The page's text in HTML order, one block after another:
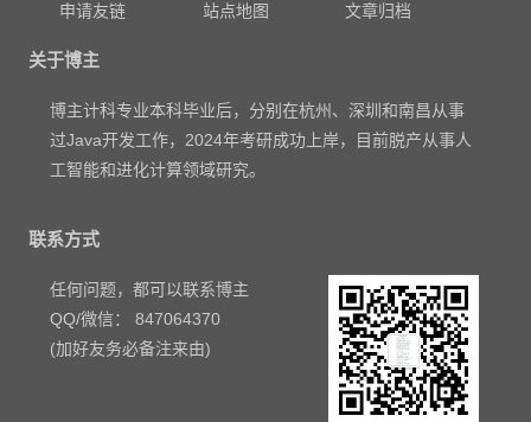
申请友链
站点地图 文章归档
关于博主
博主计科专业本科毕业后，分别在杭州、深圳和南昌从事
过Java开发工作，2024年考研成功上岸，目前脱产从事人
工智能和进化计算领域研究。
联系方式
任何问题，都可以联系博主
QQ/微信： 847064370
(加好友务必备注来由)